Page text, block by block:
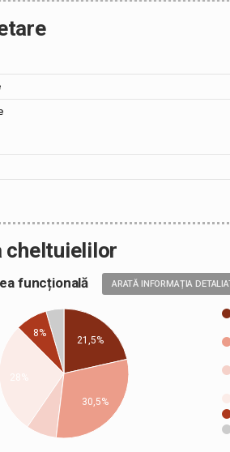
cheltuielilor
funcțională ARATĂ INFORMAȚIA
21,5%
8%
30,5%